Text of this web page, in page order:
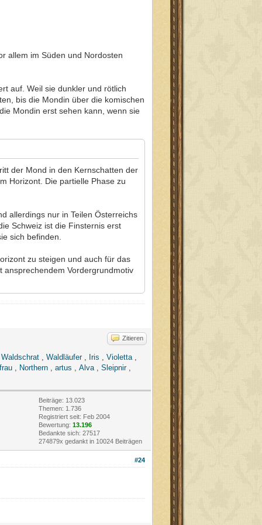
allem im Süden und Nordosten
auf. Weil sie dunkler und rötlich
bis die Mondin über die komischen
Mondin erst sehen kann, wenn sie
der Mond in den Kernschatten der
Horizont. Die partielle Phase zu
allerdings nur in Teilen Österreichs
Schweiz ist die Finsternis erst
sich befinden.
zu steigen und auch für das
ansprechendem Vordergrundmotiv
Zitieren
Waldschrat Waldläufer, Iris Violetta
Northern artus Alva Sleipnir,
Beiträge: 13.023
Themen: 1.736
Registriert seit: Feb 2004
Bewertung: 13.196
Bedankte sich: 27517
274879x gedankt in 10024 Beiträgen
#24